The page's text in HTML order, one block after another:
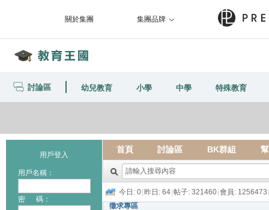
關於集團 集團品牌
討論區 幼兒教育 小學 中學 特殊教育
用戶登入
用戶名稱：
密 碼：
首頁 討論區 BK群組
今日: 0 昨日: 64 帖子: 321460 會員: 1256473
徵求專區